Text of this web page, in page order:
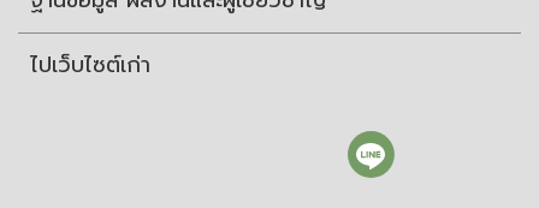
ไปเว็บไซต์เก่า